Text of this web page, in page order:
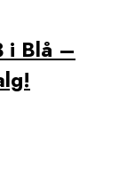
i Blå –